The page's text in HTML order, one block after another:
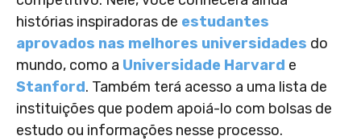
histórias inspiradoras de estudantes
aprovados nas melhores universidades do
mundo, como a Universidade Harvard e
Stanford. Também terá acesso a uma lista de
instituições que podem apoiá-lo com bolsas de
estudo ou informações nesse processo.